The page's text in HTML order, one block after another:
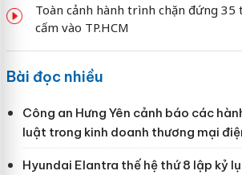
Toàn cảnh hành trình chặn đứng 35
cấm vào TP.HCM
Bài đọc nhiều
Công an Hưng Yên cảnh báo các
luật trong kinh doanh thương mại
Hyundai Elantra thế hệ thứ 8 lập kỷ